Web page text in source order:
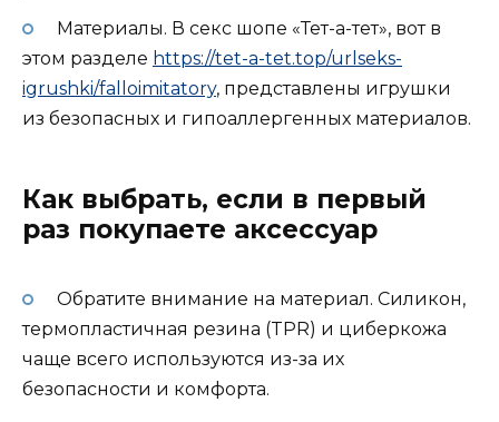
Материалы. В секс шопе «Тет-а-тет», вот в
этом разделе https://tet-a-tet.top/urlseks-
igrushki/falloimitatory, представлены игрушки
из безопасных и гипоаллергенных материалов.
Как выбрать, если в первый
раз покупаете аксессуар
Обратите внимание на материал. Силикон,
термопластичная резина (TPR) и циберкожа
чаще всего используются из-за их
безопасности и комфорта.